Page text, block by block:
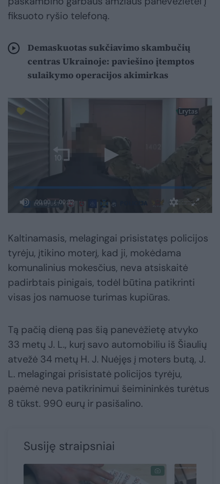
fiksuoto ryšio telefoną.
Demaskuotas sukčiavimo skambučių
centras Ukrainoje: paviešino įtemptos
sulaikymo operacijos akimirkas
Kaltinamasis, melagingai prisistatęs policijos
tyrėju, įtikino moterį, kad ji, mokėdama
komunalinius mokesčius, neva atsiskaitė
padirbtais pinigais, todėl būtina patikrinti
visas jos namuose turimas kupiūras.
Tą pačią dieną pas šią panevėžietę atvyko
33 metų J. L., kurį savo automobiliu iš Šiaulių
atvežė 34 metų H. J. Nuėjęs į moters butą, J.
L. melagingai prisistatė policijos tyrėju,
paėmė neva patikrinimui šeimininkės turėtus
8 tūkst. 990 eurų ir pasišalino.
Susiję straipsniai